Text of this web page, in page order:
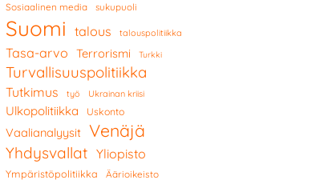
Sosiaalinen media sukupuoli
Suomi talous talouspolitiikka
Tasa-arvo Terrorismi Turkki
Turvallisuuspolitiikka
Tutkimus työ Ukrainan kriisi
Ulkopolitiikka Uskonto
Vaalianalyysit Venäjä
Yhdysvallat Yliopisto
Ympäristöpolitiikka Äärioikeisto